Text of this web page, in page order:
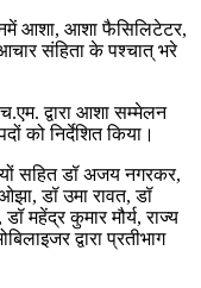
आशा, आशा फैसिलिटेटर,
संहिता के पश्चात् भरे
द्वारा आशा सम्मेलन
को निर्देशित किया।
सहित डॉ अजय नगरकर,
डॉ उमा रावत, डॉ
महेंद्र कुमार मौर्य, राज्य
द्वारा प्रतीभाग